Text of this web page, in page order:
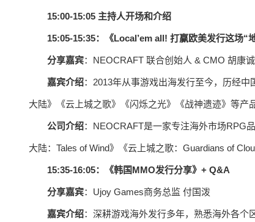
15:00-15:05 主持人开场和介绍
15:05-15:35：《Local’em all! 打赢欧美发行这场“
分享嘉宾：NEOCRAFT 联合创始人 & CMO 胡康诚
嘉宾介绍：2013年从事游戏出海发行至今，历经
大陆》《云上城之歌》《闪烁之光》《战神遗迹》等产
公司介绍：NEOCRAFT是一家专注海外市场RPG
大陆：Tales of Wind》《云上城之歌：Guardians of
15:35-16:05：《韩国MMO发行分享》+ Q&A
分享嘉宾：Ujoy Games商务总监 付国泼
嘉宾介绍：深耕游戏海外发行多年，熟悉海外各个